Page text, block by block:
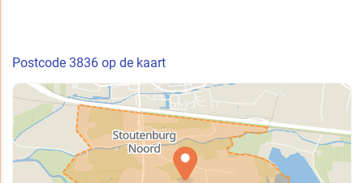
Postcode 3836 op de kaart